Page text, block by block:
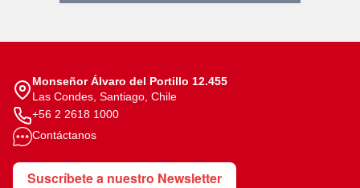
Monseñor Álvaro del Portillo 12.455
Las Condes, Santiago, Chile
+56 2 2618 1000
Contáctanos
Suscríbete a nuestro Newsletter